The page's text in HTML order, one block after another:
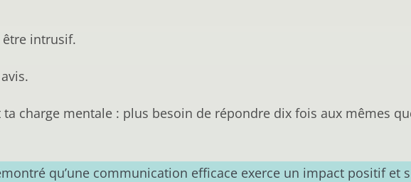
intrusif.
charge mentale : plus besoin de répondre dix fois aux mêmes
qu’une communication efficace exerce un impact positif et